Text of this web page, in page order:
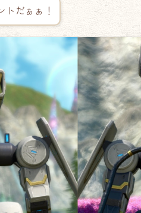
トだぁぁ！